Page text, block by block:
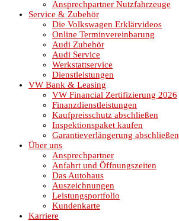
Ansprechpartner Nutzfahrzeuge
Service & Zubehör
Die Volkswagen Erklärvideos
Online Terminvereinbarung
Audi Zubehör
Audi Service
Werkstattservice
Dienstleistungen
VW Bank & Leasing
VW Financial Zertifizierung 2026
Finanzdienstleistungen
Kaufpreisschutz abschließen
Inspektionspaket kaufen
Garantieverlängerung abschließen
Über uns
Ansprechpartner
Anfahrt und Öffnungszeiten
Das Autohaus
Auszeichnungen
Leistungsportfolio
Kundenkarte
Karriere